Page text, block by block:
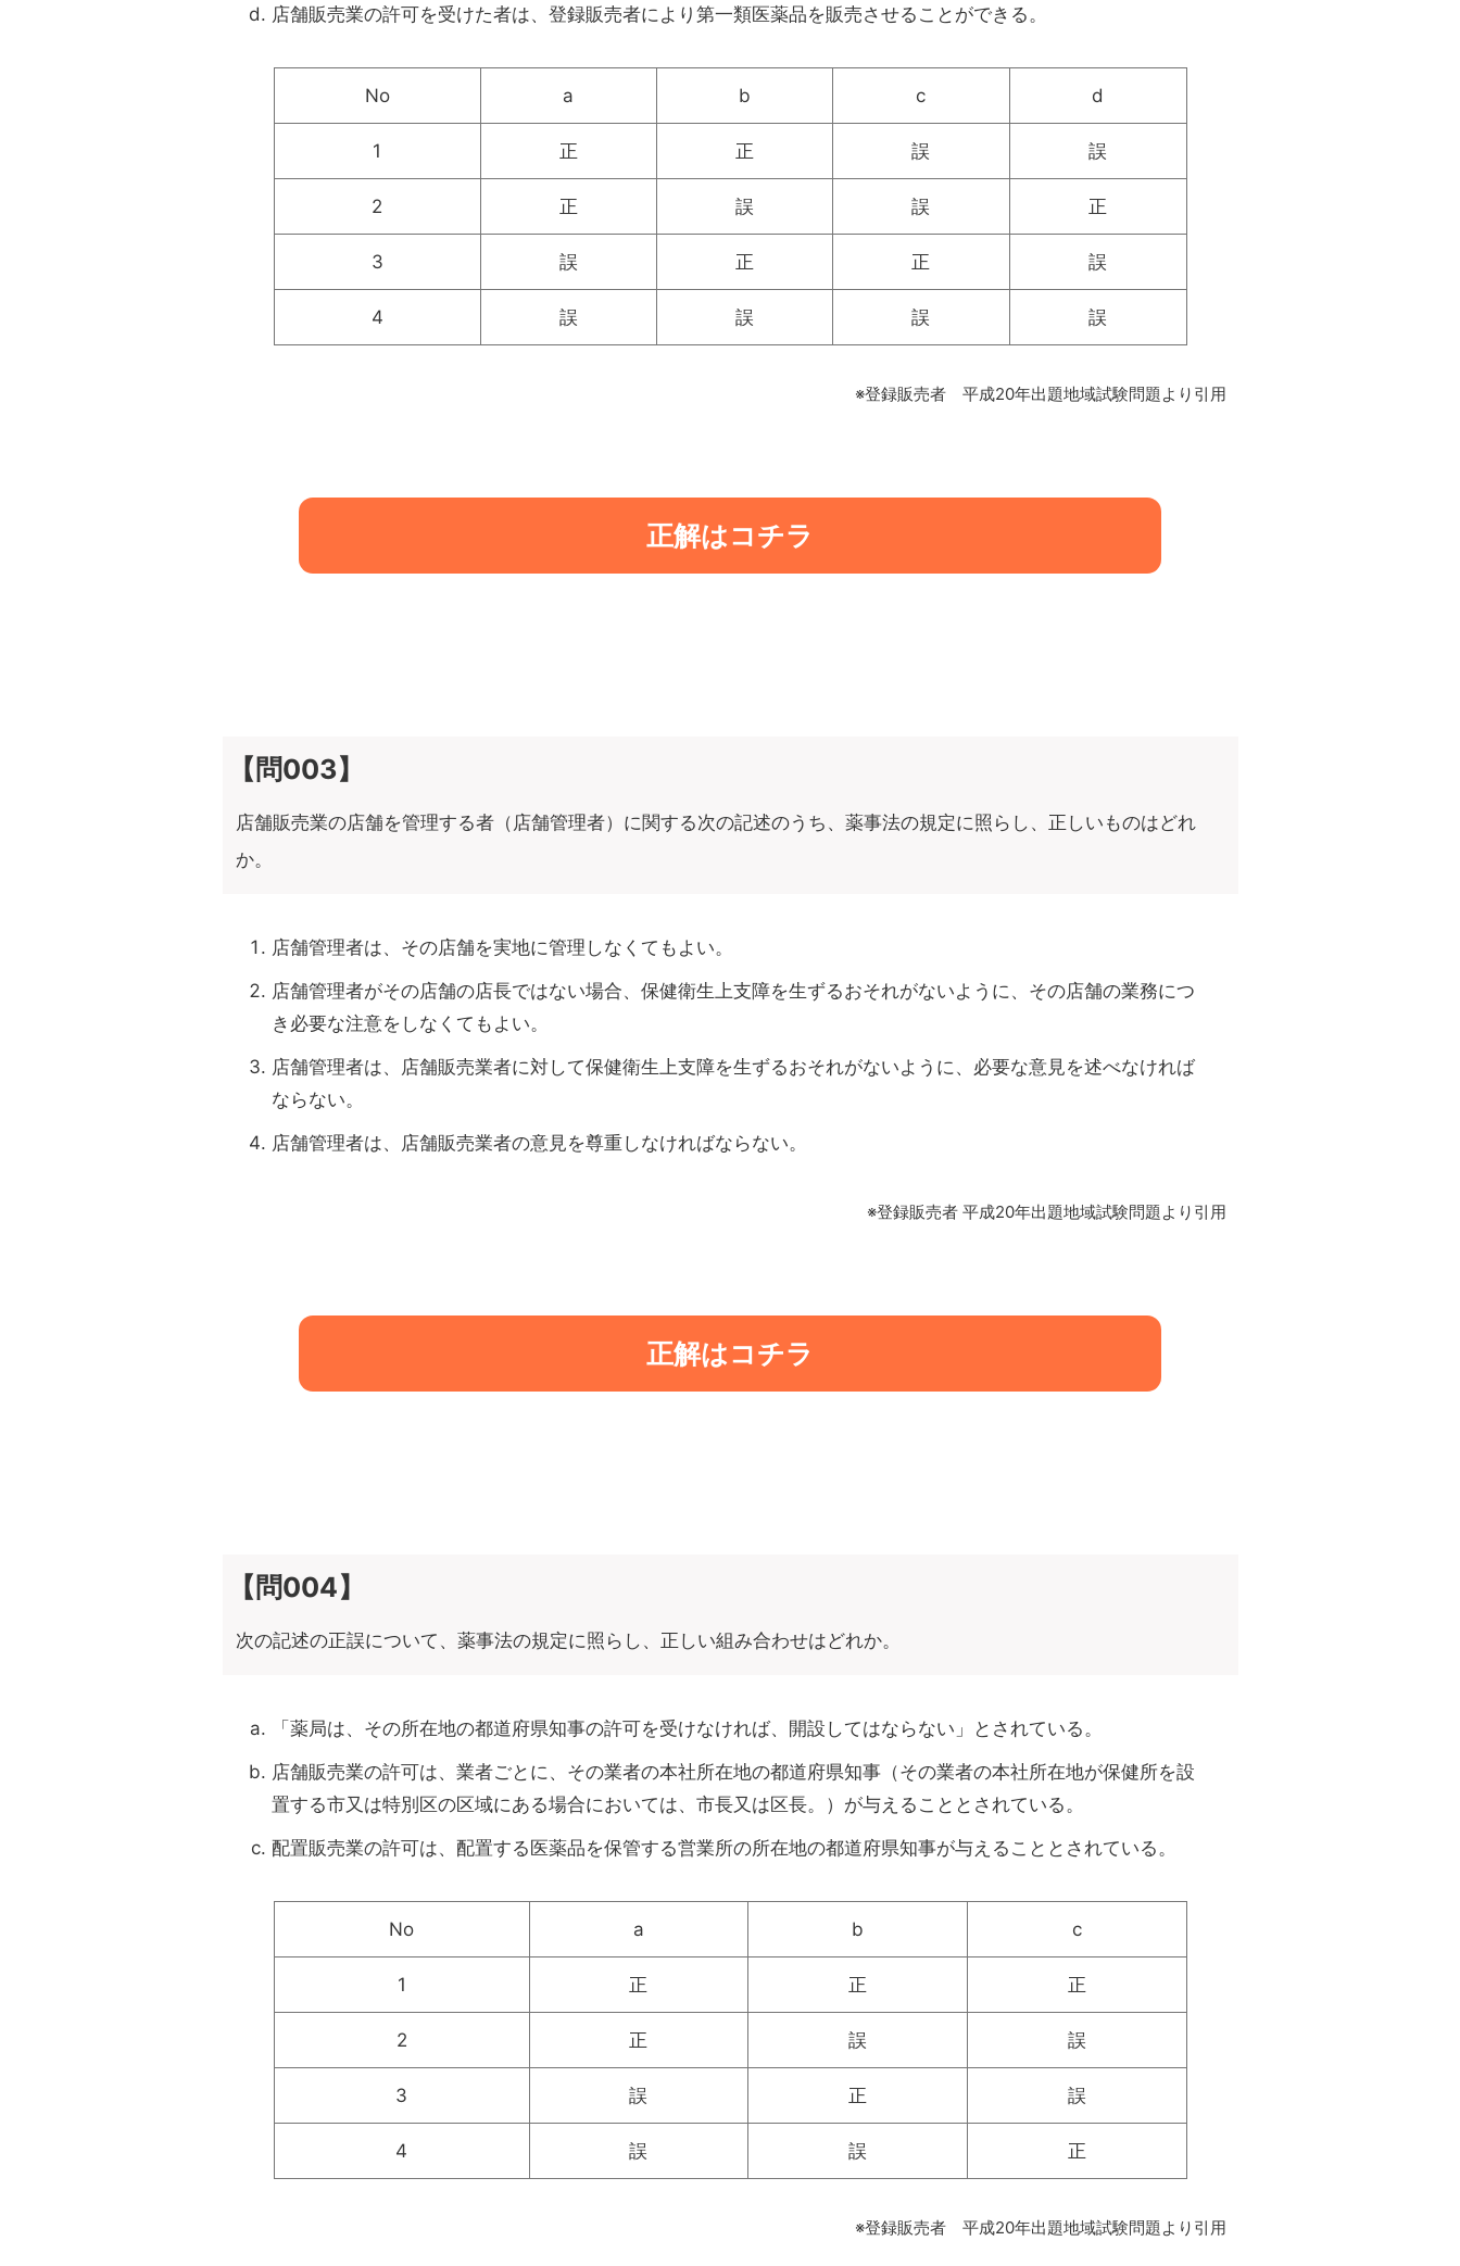
店舗販売業の許可を受けた者は、登録販売者により第一類医薬品を販売させることができる。
No a b c d
1 正 正 誤 誤
2 正 誤 誤 正
3 誤 正 正 誤
4 誤 誤 誤 誤
※登録販売者 平成20年出題地域試験問題より引用
正解はコチラ
【問003】
店舗販売業の店舗を管理する者（店舗管理者）に関する次の記述のうち、薬事法の規定に照らし、正しいものはどれ
か。
店舗管理者は、その店舗を実地に管理しなくてもよい。
店舗管理者がその店舗の店長ではない場合、保健衛生上支障を生ずるおそれがないように、その店舗の業務につ
き必要な注意をしなくてもよい。
店舗管理者は、店舗販売業者に対して保健衛生上支障を生ずるおそれがないように、必要な意見を述べなければ
ならない。
店舗管理者は、店舗販売業者の意見を尊重しなければならない。
※登録販売者 平成20年出題地域試験問題より引用
正解はコチラ
【問004】
次の記述の正誤について、薬事法の規定に照らし、正しい組み合わせはどれか。
「薬局は、その所在地の都道府県知事の許可を受けなければ、開設してはならない」とされている。
店舗販売業の許可は、業者ごとに、その業者の本社所在地の都道府県知事（その業者の本社所在地が保健所を設
置する市又は特別区の区域にある場合においては、市長又は区長。）が与えることとされている。
配置販売業の許可は、配置する医薬品を保管する営業所の所在地の都道府県知事が与えることとされている。
No a b c
1 正 正 正
2 正 誤 誤
3 誤 正 誤
4 誤 誤 正
※登録販売者 平成20年出題地域試験問題より引用